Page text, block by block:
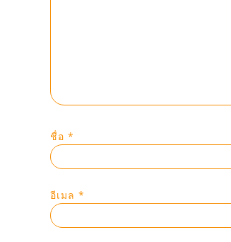
ชื่อ *
อีเมล *